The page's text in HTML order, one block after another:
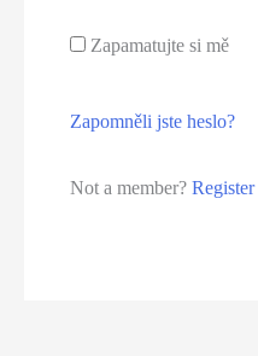
Zapamatujte si mě
Zapomněli jste heslo?
Not a member?Register